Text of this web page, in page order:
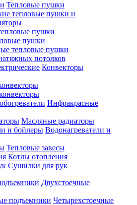
Тепловые пушки
тепловые пушки и
пушки
пушки
тепловые пушки
потолков
Конвекторы
Инфракрасные
Масляные радиаторы
Водонагреватели и
Тепловые завесы
Котлы отопления
Сушилки для рук
Двухстоечные
Четырехстоечные